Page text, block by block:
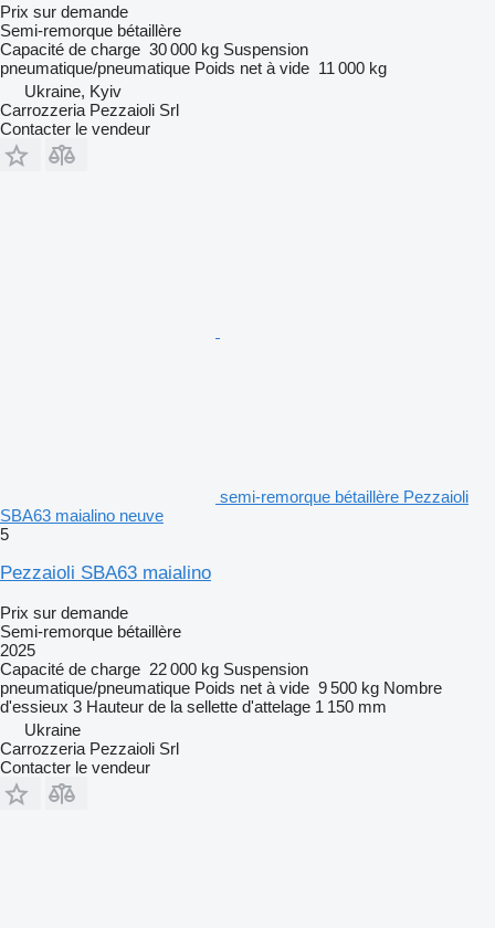
Prix sur demande
Semi-remorque bétaillère
Capacité de charge 30 000 kg Suspension
pneumatique/pneumatique Poids net à vide 11 000 kg
Ukraine, Kyiv
Carrozzeria Pezzaioli Srl
Contacter le vendeur
semi-remorque bétaillère Pezzaioli
SBA63 maialino neuve
5
Pezzaioli SBA63 maialino
Prix sur demande
Semi-remorque bétaillère
2025
Capacité de charge 22 000 kg Suspension
pneumatique/pneumatique Poids net à vide 9 500 kg Nombre
d'essieux 3 Hauteur de la sellette d'attelage 1 150 mm
Ukraine
Carrozzeria Pezzaioli Srl
Contacter le vendeur